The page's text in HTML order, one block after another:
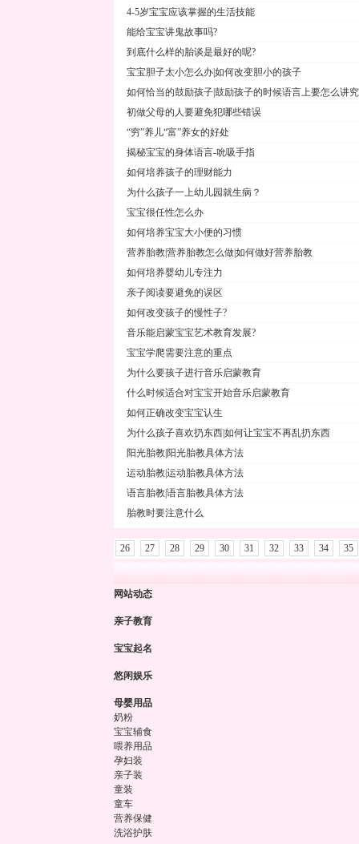
4-5岁宝宝应该掌握的生活技能
能给宝宝讲鬼故事吗?
到底什么样的胎谈是最好的呢?
宝宝胆子太小怎么办|如何改变胆小的孩子
如何恰当的鼓励孩子|鼓励孩子的时候语言上要怎么讲究
初做父母的人要避免犯哪些错误
“穷”养儿“富”养女的好处
揭秘宝宝的身体语言-吮吸手指
如何培养孩子的理财能力
为什么孩子一上幼儿园就生病？
宝宝很任性怎么办
如何培养宝宝大小便的习惯
营养胎教|营养胎教怎么做|如何做好营养胎教
如何培养婴幼儿专注力
亲子阅读要避免的误区
如何改变孩子的慢性子?
音乐能启蒙宝宝艺术教育发展?
宝宝学爬需要注意的重点
为什么要孩子进行音乐启蒙教育
什么时候适合对宝宝开始音乐启蒙教育
如何正确改变宝宝认生
为什么孩子喜欢扔东西|如何让宝宝不再乱扔东西
阳光胎教|阳光胎教具体方法
运动胎教|运动胎教具体方法
语言胎教|语言胎教具体方法
胎教时要注意什么
26 27 28 29 30 31 32 33 34 35
网站动态
亲子教育
宝宝起名
悠闲娱乐
母婴用品
奶粉
宝宝辅食
喂养用品
孕妇装
亲子装
童装
童车
营养保健
洗浴护肤